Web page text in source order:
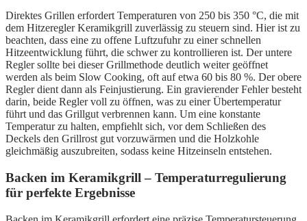
Direktes Grillen erfordert Temperaturen von 250 bis 350 °C, die mit
dem Hitzeregler Keramikgrill zuverlässig zu steuern sind. Hier ist zu
beachten, dass eine zu offene Luftzufuhr zu einer schnellen
Hitzeentwicklung führt, die schwer zu kontrollieren ist. Der untere
Regler sollte bei dieser Grillmethode deutlich weiter geöffnet
werden als beim Slow Cooking, oft auf etwa 60 bis 80 %. Der obere
Regler dient dann als Feinjustierung. Ein gravierender Fehler besteht
darin, beide Regler voll zu öffnen, was zu einer Übertemperatur
führt und das Grillgut verbrennen kann. Um eine konstante
Temperatur zu halten, empfiehlt sich, vor dem Schließen des
Deckels den Grillrost gut vorzuwärmen und die Holzkohle
gleichmäßig auszubreiten, sodass keine Hitzeinseln entstehen.
Backen im Keramikgrill – Temperaturregulierung
für perfekte Ergebnisse